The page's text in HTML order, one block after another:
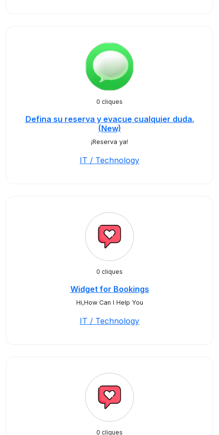
0 cliques
Defina su reserva y evacue cualquier duda.
(New)
¡Reserva ya!
IT / Technology
0 cliques
Widget for Bookings
Hi,How Can I Help You
IT / Technology
0 cliques